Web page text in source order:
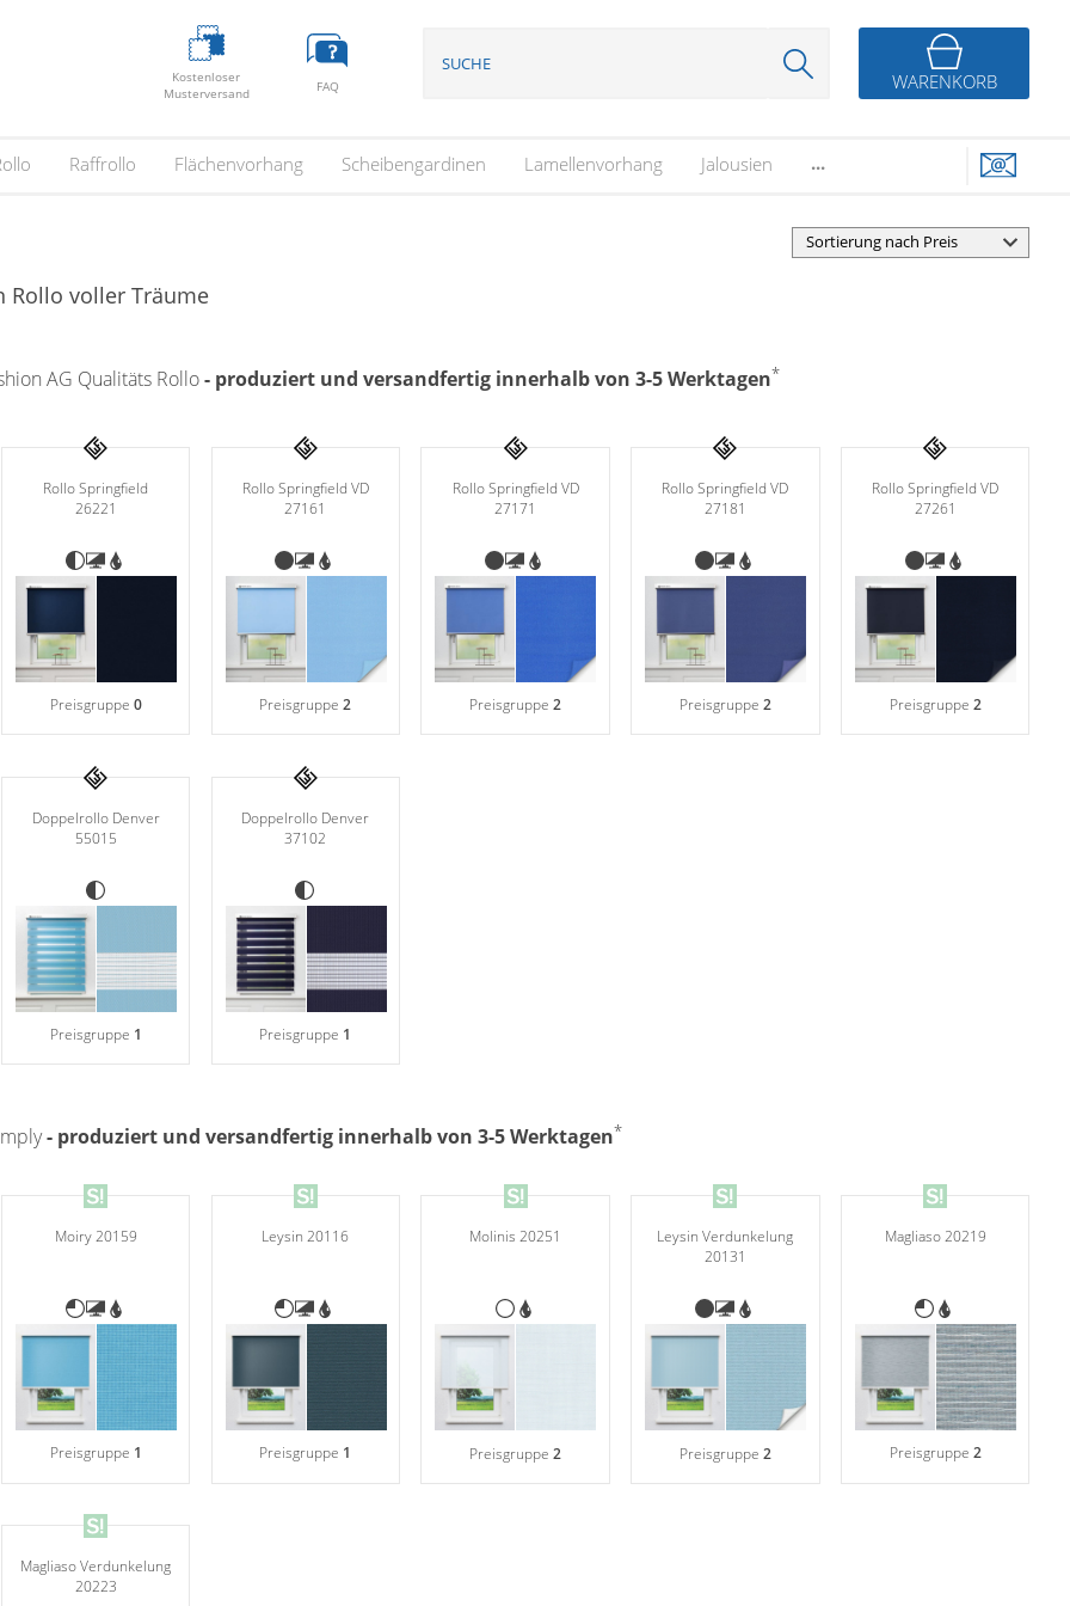
Kostenloser
Musterversand
FAQ WARENKORB
Raffrollo Flächenvorhang Scheibengardinen Lamellenvorhang Jalousien ...
Rollo voller Träume
AG Qualitäts Rollo- produziert und versandfertig innerhalb von 3-5 Werktagen*
Rollo Springfield
26221
Preisgruppe 0
Rollo Springfield VD
27161
Preisgruppe2
Rollo Springfield VD
27171
Preisgruppe2
Rollo Springfield VD
27181
Preisgruppe 2
Rollo Springfield VD
27261
Preisgruppe 2
Doppelrollo Denver
55015
Preisgruppe 1
Doppelrollo Denver
37102
Preisgruppe 1
- produziert und versandfertig innerhalb von 3-5 Werktagen*
Moiry 20159
Preisgruppe 1
Leysin 20116
Preisgruppe 1
Molinis 20251
Preisgruppe2
Leysin Verdunkelung
20131
Preisgruppe 2
Magliaso 20219
Preisgruppe 2
Magliaso Verdunkelung
20223